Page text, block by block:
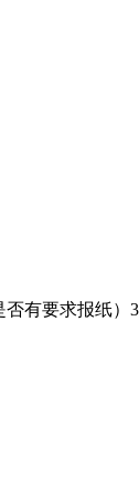
有要求报纸）